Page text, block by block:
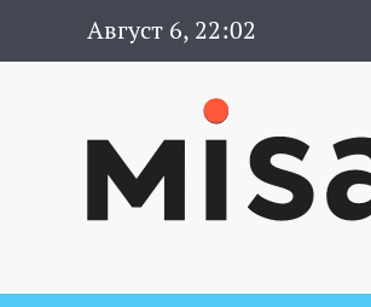
Август 6, 22:02